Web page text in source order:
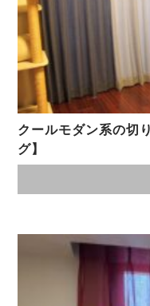
クールモダン系の切
グ】